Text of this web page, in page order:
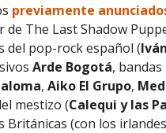
previamente
de The Last Shadow
del pop-rock español (
Arde Bogotá,
, Aiko El Grupo,
mestizo (Calequi y las
Británicas (con los